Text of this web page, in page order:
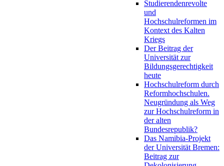
Studierendenrevolte
und
Hochschulreformen im
Kontext des Kalten
Kriegs
Der Beitrag der
Universität zur
Bildungsgerechtigkeit
heute
Hochschulreform durch
Reformhochschulen.
Neugründung als Weg
zur Hochschulreform in
der alten
Bundesrepublik?
Das Namibia-Projekt
der Universität Bremen:
Beitrag zur